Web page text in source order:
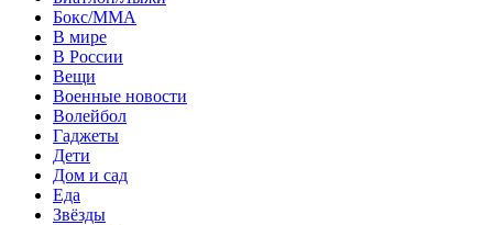
Бокс/MMA
В мире
В России
Вещи
Военные новости
Волейбол
Гаджеты
Дети
Дом и сад
Еда
Звёзды